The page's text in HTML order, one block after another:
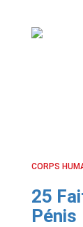
CORPS
25
Pénis